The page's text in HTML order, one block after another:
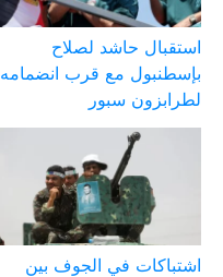
استقبال حاشد لصلاح
بإسطنبول مع قرب انضمامه
لطرابزون سبور
اشتباكات في الجوف بين